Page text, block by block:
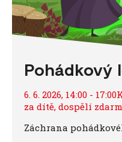
Pohádkový
6. 6. 2026, 14:00 -
za dítě, dospělí
Záchrana